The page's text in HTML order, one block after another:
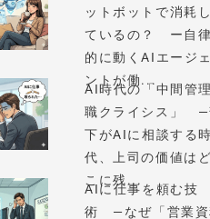
ットボットで消耗し
ているの？ ー自律
的に動くAIエージェ
ントが働...
AI時代の「中間管理
職クライシス」 —
下がAIに相談する時
代、上司の価値はど
こに残...
AIに仕事を頼む技
術 —なぜ「営業資